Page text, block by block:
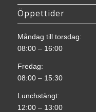
Öppettider
Måndag till torsdag:
08:00 – 16:00
Fredag:
08:00 – 15:30
Lunchstängt:
12:00 – 13:00